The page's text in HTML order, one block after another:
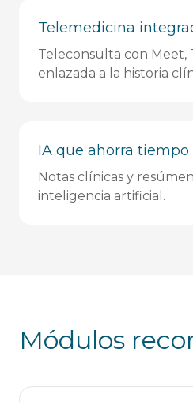
Telemedicina
Teleconsulta con Meet,
enlazada a la historia
IA que ahorra tiempo
Notas clínicas y
inteligencia artificial.
Módulos